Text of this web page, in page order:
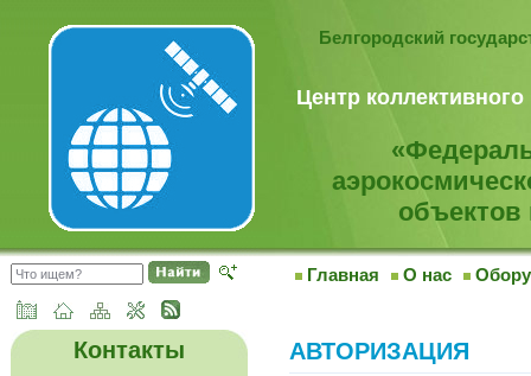
Белгородский
Центр
объектов
Главная О нас
Контакты АВТОРИЗАЦИЯ